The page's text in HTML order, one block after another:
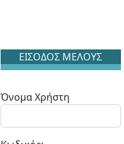
ΕΙΣΟΔΟΣ ΜΕΛΟΥΣ
Όνομα Χρήστη